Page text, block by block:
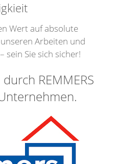
Wert auf absolute
Arbeiten und
sein Sie sich sicher!
REMMERS